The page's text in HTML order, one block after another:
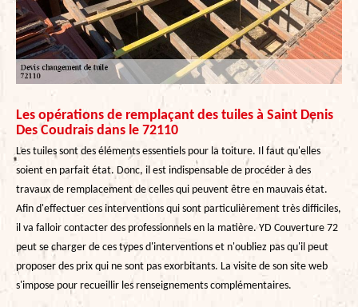
Les opérations de remplaçant des tuiles à Saint Denis
Des Coudrais dans le 72110
Les tuiles sont des éléments essentiels pour la toiture. Il faut qu'elles
soient en parfait état. Donc, il est indispensable de procéder à des
travaux de remplacement de celles qui peuvent être en mauvais état.
Afin d'effectuer ces interventions qui sont particulièrement très difficiles,
il va falloir contacter des professionnels en la matière. YD Couverture 72
peut se charger de ces types d'interventions et n'oubliez pas qu'il peut
proposer des prix qui ne sont pas exorbitants. La visite de son site web
s'impose pour recueillir les renseignements complémentaires.